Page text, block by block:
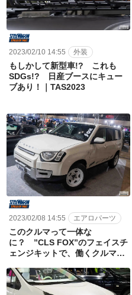
2023/02/10 14:55 外装
もしかして新型車!? これも
SDGs!? 日産ブースにキュー
ブあり！｜TAS2023
2023/02/08 14:55 エアロパーツ
このクルマって一体な
に？ ”CLS FOX”のフェイスチ
ェンジキットで、働くクルマを